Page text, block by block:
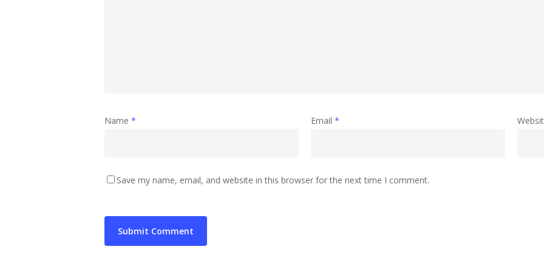
Name * Email *
Save my name, email, and website in this browser for the next time I comment.